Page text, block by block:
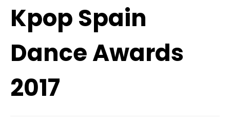
Kpop Spain
Dance Awards
2017